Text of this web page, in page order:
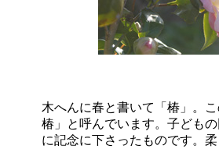
木へんに春と書いて「椿」。
椿」と呼んでいます。子ども
に記念に下さったものです。